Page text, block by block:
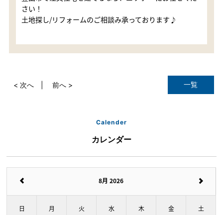
さい！
土地探し/リフォームのご相談み承っております♪
一覧
< 次へ 前へ >
Calender
カレンダー
8月 2026
日 月 火 水 木 金 土